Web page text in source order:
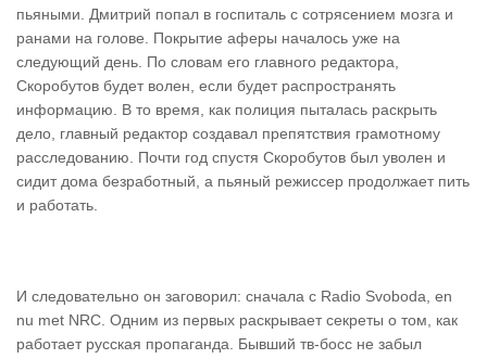
пьяными. Дмитрий попал в госпиталь с сотрясением мозга и
ранами на голове. Покрытие аферы началось уже на
следующий день. По словам его главного редактора,
Скоробутов будет волен, если будет распространять
информацию. В то время, как полиция пыталась раскрыть
дело, главный редактор создавал препятствия грамотному
расследованию. Почти год спустя Скоробутов был уволен и
сидит дома безработный, а пьяный режиссер продолжает пить
и работать.
И следовательно он заговорил: сначала с Radio Svoboda, en
nu met NRC. Одним из первых раскрывает секреты о том, как
работает русская пропаганда. Бывший тв-босс не забыл